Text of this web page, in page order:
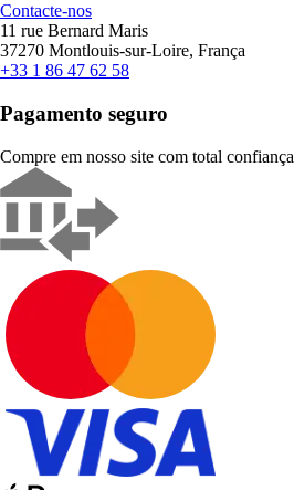
Contacte-nos
11 rue Bernard Maris
37270 Montlouis-sur-Loire, França
+33 1 86 47 62 58
Pagamento seguro
Compre em nosso site com total confiança